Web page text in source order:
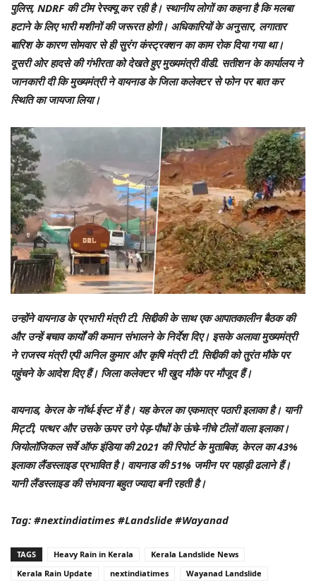
पुलिस, NDRF की टीम रेस्क्यू कर रही है। स्थानीय लोगों का कहना है कि मलबा
हटाने के लिए भारी मशीनों की जरूरत होगी। अधिकारियों के अनुसार, लगातार
बारिश के कारण सोमवार से ही सुरंग कंस्ट्रक्शन का काम रोक दिया गया था।
दूसरी ओर हादसे की गंभीरता को देखते हुए मुख्यमंत्री वीडी. सतीशन के कार्यालय ने
जानकारी दी कि मुख्यमंत्री ने वायनाड के जिला कलेक्टर से फोन पर बात कर
स्थिति का जायजा लिया।
उन्होंने वायनाड के प्रभारी मंत्री टी. सिद्दीकी के साथ एक आपातकालीन बैठक की
और उन्हें बचाव कार्यों की कमान संभालने के निर्देश दिए। इसके अलावा मुख्यमंत्री
ने राजस्व मंत्री एपी अनिल कुमार और कृषि मंत्री टी. सिद्दीकी को तुरंत मौके पर
पहुंचने के आदेश दिए हैं। जिला कलेक्टर भी खुद मौके पर मौजूद हैं।
वायनाड, केरल के नॉर्थ-ईस्ट में है। यह केरल का एकमात्र पठारी इलाका है। यानी
मिट्टी, पत्थर और उसके ऊपर उगे पेड़-पौधों के ऊंचे-नीचे टीलों वाला इलाका।
जियोलॉजिकल सर्वे ऑफ इंडिया की 2021 की रिपोर्ट के मुताबिक, केरल का 43%
इलाका लैंडस्लाइड प्रभावित है। वायनाड की 51% जमीन पर पहाड़ी ढलाने हैं।
यानी लैंडस्लाइड की संभावना बहुत ज्यादा बनी रहती है।
Tag: #nextindiatimes #Landslide #Wayanad
TAGS Heavy Rain in Kerala
Kerala Landslide News
Kerala Rain Update
nextindiatimes
Wayanad Landslide